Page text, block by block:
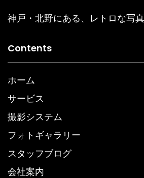
神戸・北野にある、レトロな写
Contents
ホーム
サービス
撮影システム
フォトギャラリー
スタッフブログ
会社案内